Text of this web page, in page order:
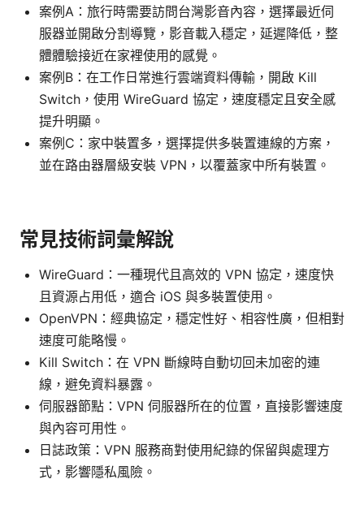
案例A：旅行時需要訪問台灣影音內容，選擇最近伺
服器並開啟分割導覽，影音載入穩定，延遲降低，整
體體驗接近在家裡使用的感覺。
案例B：在工作日常進行雲端資料傳輸，開啟 Kill
Switch，使用 WireGuard 協定，速度穩定且安全感
提升明顯。
案例C：家中裝置多，選擇提供多裝置連線的方案，
並在路由器層級安裝 VPN，以覆蓋家中所有裝置。
常見技術詞彙解說
WireGuard：一種現代且高效的 VPN 協定，速度快
且資源占用低，適合 iOS 與多裝置使用。
OpenVPN：經典協定，穩定性好、相容性廣，但相對
速度可能略慢。
Kill Switch：在 VPN 斷線時自動切回未加密的連
線，避免資料暴露。
伺服器節點：VPN 伺服器所在的位置，直接影響速度
與內容可用性。
日誌政策：VPN 服務商對使用紀錄的保留與處理方
式，影響隱私風險。